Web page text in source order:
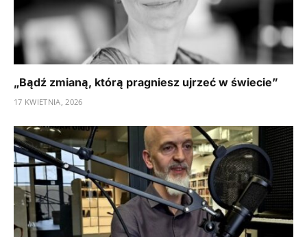
„Bądź zmianą, którą pragniesz ujrzeć w świecie”
17 KWIETNIA, 2026